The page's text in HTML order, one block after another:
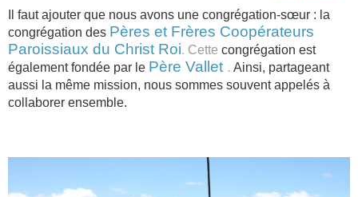
Il faut ajouter que nous avons une congrégation-sœur : la
congrégation des Pères et Frères Coopérateurs
Paroissiaux du Christ Roi. Cette congrégation est
également fondée par le Père Vallet . Ainsi, partageant
aussi la même mission, nous sommes souvent appelés à
collaborer ensemble.